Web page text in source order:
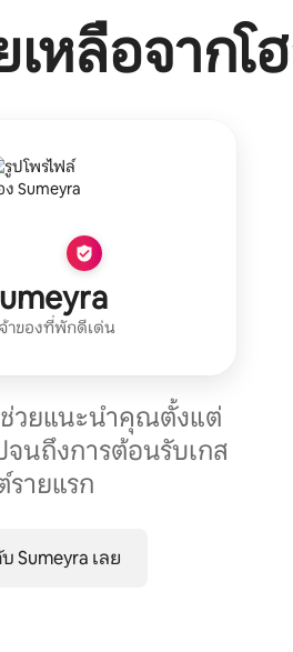
หลือจากโ
จ้าของที่พักดีเด่น
ช่วยแนะนำคุณตั้งแต่
จนถึงการต้อนรับเกส
รายแรก
Sumeyra เลย